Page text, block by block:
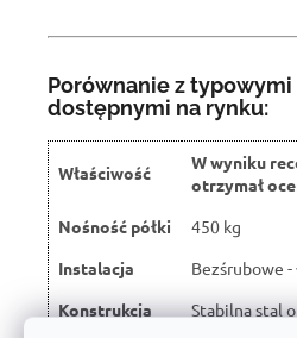
Porównanie z typowymi
dostępnymi na rynku:
Właściwość
W wyniku
otrzymał
Nośność półki
450 kg
Instalacja
Bezśrubowe -
Konstrukcja
Stabilna stal